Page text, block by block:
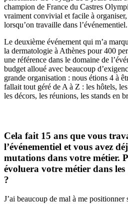
champion de France du Castres
vraiment convivial et facile à
lorsqu’on travaille dans l’événementiel.
Le deuxième événement qui m’a
la dermatologie à Athènes pour 400
une référence dans le domaine de
budget alloué avec beaucoup
grande organisation : nous étions 4 à
fallait tout géré de A à Z : les hôtels,
les décors, les réunions, les stands en
Cela fait 15 ans que vous
l’événementiel et vous avez
mutations dans votre métier.
évoluera votre métier dans les
?
J’ai beaucoup de mal à me